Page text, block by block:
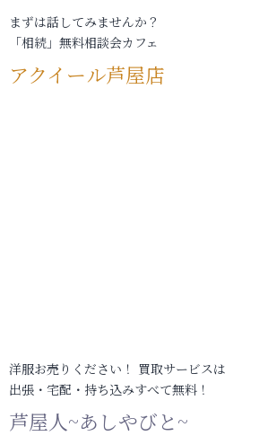
まずは話してみませんか？
「相続」無料相談会カフェ
アクイール芦屋店
洋服お売りください！ 買取サービスは
出張・宅配・持ち込みすべて無料！
芦屋人~あしやびと~